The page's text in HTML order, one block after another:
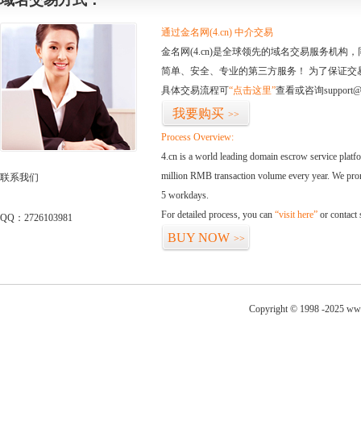
联系我们
QQ：2726103981
通过金名网(4.cn) 中介交易
金名网(4.cn)是全球领先的域名交易服务机构
简单、安全、专业的第三方服务！ 为了保证
具体交易流程可“点击这里”查看或咨询
我要购买 >>
Process Overview:
4.cn is a world leading domain escrow service
million RMB transaction volume every year. We
5 workdays.
For detailed process, you can “visit here” or contact
BUY NOW >>
Copyright © 1998 -2025